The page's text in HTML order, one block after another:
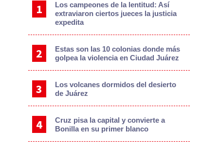
Los campeones de la lentitud: Así
extraviaron ciertos jueces la justicia
expedita
Estas son las 10 colonias donde más
golpea la violencia en Ciudad Juárez
Los volcanes dormidos del desierto
de Juárez
Cruz pisa la capital y convierte a
Bonilla en su primer blanco